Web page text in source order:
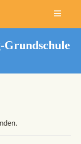
Grundschule